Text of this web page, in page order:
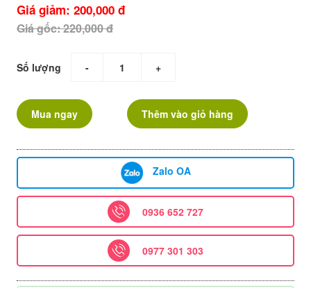
Giá giảm: 200,000 đ
Giá gốc: 220,000 đ
Số lượng - +
Mua ngay Thêm vào giỏ hàng
Zalo OA
0936 652 727
0977 301 303